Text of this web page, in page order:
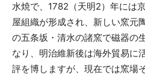
水焼で、1782（天明2）年には
屋組織が形成され、新しい窯元
の五条坂・清水の諸窯で磁器の
なり、明治維新後は海外貿易に
評を博しますが、現在では窯場